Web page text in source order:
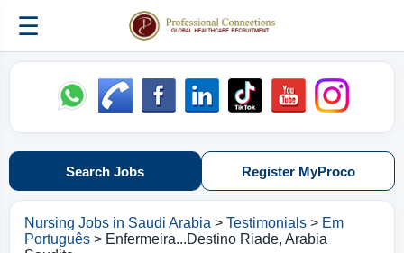
☰
Search Jobs Register MyProco
Nursing Jobs in Saudi Arabia > Testimonials > Em
Português > Enfermeira...Destino Riade, Arabia